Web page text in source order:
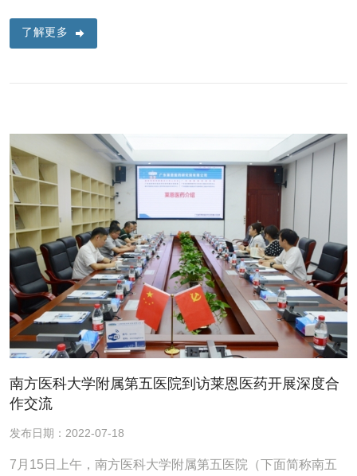
了解更多
南方医科大学附属第五医院到访莱恩医药开展深度合
作交流
发布日期：2022-07-18
7月15日上午，南方医科大学附属第五医院（下面简称南五